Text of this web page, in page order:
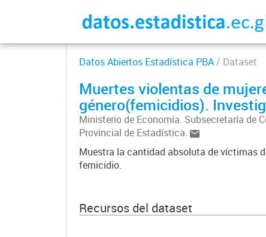
Datos Abiertos Estadística PBA/ Dataset
Muertes violentas de
género(femicidios).
Ministerio de Economía. Subsecretaría de
Provincial de Estadística.
Muestra la cantidad absoluta de víctimas
femicidio.
Recursos del dataset